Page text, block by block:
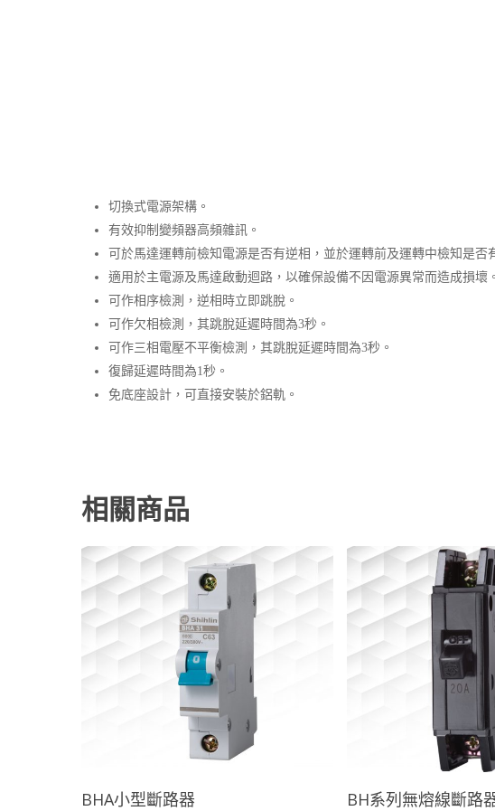
切換式電源架構。
有效抑制變頻器高頻雜訊。
可於馬達運轉前檢知電源是否有逆相，並於運轉前及運轉中檢知是否
適用於主電源及馬達啟動迴路，以確保設備不因電源異常而造成損壞。
可作相序檢測，逆相時立即跳脫。
可作欠相檢測，其跳脫延遲時間為3秒。
可作三相電壓不平衡檢測，其跳脫延遲時間為3秒。
復歸延遲時間為1秒。
免底座設計，可直接安裝於鋁軌。
相關商品
查看內容
BHA小型斷路器 查看內
BH系列無熔線斷路